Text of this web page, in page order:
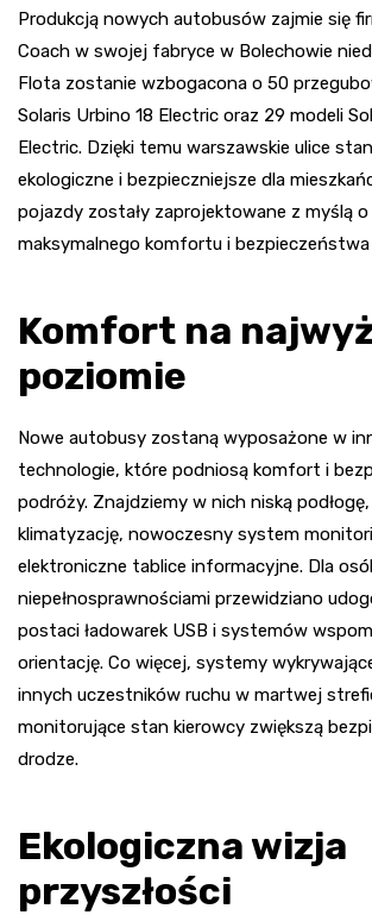
Produkcją nowych autobusów zajmie się
Coach w swojej fabryce w Bolechowie
Flota zostanie wzbogacona o 50
Solaris Urbino 18 Electric oraz 29 modeli
Electric. Dzięki temu warszawskie ulice
ekologiczne i bezpieczniejsze dla
pojazdy zostały zaprojektowane z myślą
maksymalnego komfortu i bezpieczeństwa
Komfort na
poziomie
Nowe autobusy zostaną wyposażone w
technologie, które podniosą komfort i
podróży. Znajdziemy w nich niską
klimatyzację, nowoczesny system
elektroniczne tablice informacyjne. Dla
niepełnosprawnościami przewidziano
postaci ładowarek USB i systemów
orientację. Co więcej, systemy
innych uczestników ruchu w martwej
monitorujące stan kierowcy zwiększą
drodze.
Ekologiczna wizja
przyszłości